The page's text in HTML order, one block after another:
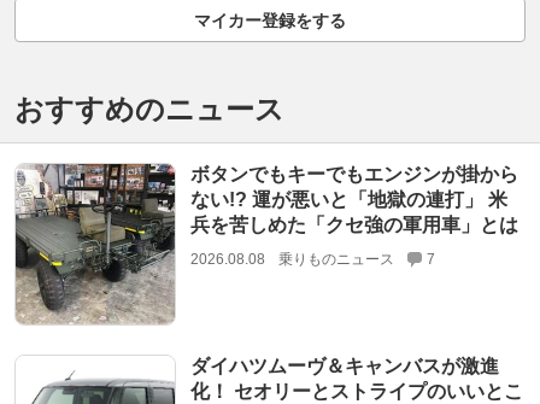
マイカー登録をする
おすすめのニュース
ボタンでもキーでもエンジンが掛から
ない!? 運が悪いと「地獄の連打」 米
兵を苦しめた「クセ強の軍用車」とは
2026.08.08 乗りものニュース 7
ダイハツムーヴ＆キャンバスが激進
化！ セオリーとストライプのいいとこ